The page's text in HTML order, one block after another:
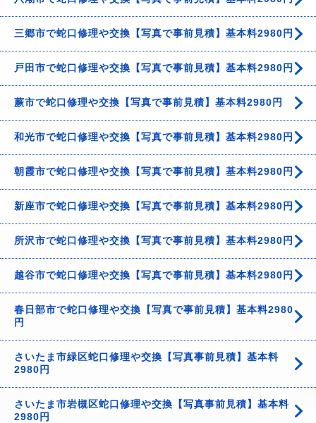
三郷市で蛇口修理や交換【写真で事前見積】基本料2980円
戸田市で蛇口修理や交換【写真で事前見積】基本料2980円
蕨市で蛇口修理や交換【写真で事前見積】基本料2980円
和光市で蛇口修理や交換【写真で事前見積】基本料2980円
朝霞市で蛇口修理や交換【写真で事前見積】基本料2980円
新座市で蛇口修理や交換【写真で事前見積】基本料2980円
所沢市で蛇口修理や交換【写真で事前見積】基本料2980円
越谷市で蛇口修理や交換【写真で事前見積】基本料2980円
春日部市で蛇口修理や交換【写真で事前見積】基本料2980
円
さいたま市緑区蛇口修理や交換【写真事前見積】基本料
2980円
さいたま市岩槻区蛇口修理や交換【写真事前見積】基本料
2980円